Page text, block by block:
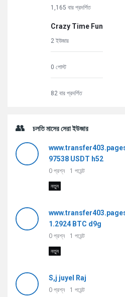
1,165 বার প্রদর্শিত
Crazy Time Fun
2 ইউজার
0 পোস্ট
82 বার প্রদর্শিত
চলতি মাসের সেরা ইউজার
97538 USDT h52
0প্রশ্ন 1 পয়েন্ট
নতুন
1.2924 BTC d9g
0প্রশ্ন 1 পয়েন্ট
নতুন
S,j juyel Raj
0প্রশ্ন 1 পয়েন্ট